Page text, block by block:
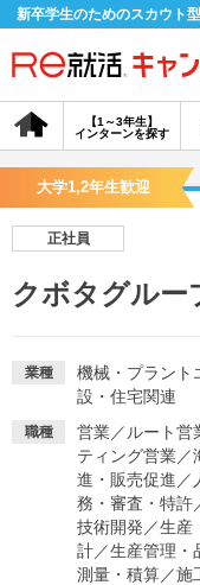
新卒学生のためのスカウト
【1～3年生】
インターンを探す
会員登
探す
イベントを探す
就活ノウハウ・
就活支援
大学1,2年生歓迎
正社員
クボタグルー
業種 機械・プラント
設・住宅関連
職種 営業／ ルート営
ティング営業／
進・販売促進 ／
務・審査・特許
技術開発 ／生産
計／生産管理・
測量・積算／施